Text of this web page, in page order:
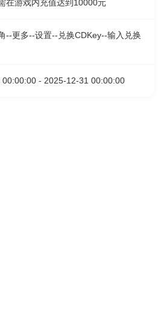
在游戏内充值达到10000元
--更多--设置--兑换CDKey--输入兑换
00:00:00 - 2025-12-31 00:00:00